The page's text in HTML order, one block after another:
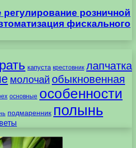
розничной
фискального
капуста крестовник лапчатка
молочай обыкновенная
основные особенности
подмаренник полынь